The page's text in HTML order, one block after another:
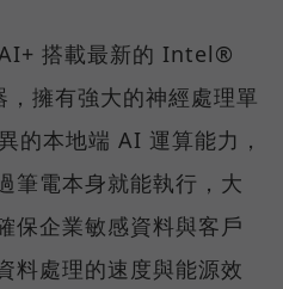
搭載最新的 Intel®
擁有強大的神經處理單
的本地端 AI 運算能力，
筆電本身就能執行，大
保企業敏感資料與客戶
料處理的速度與能源效